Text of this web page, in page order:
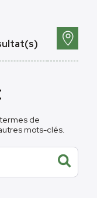
de
mots-clés.